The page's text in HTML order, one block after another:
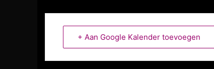
+ Aan Google Kalender toevoegen